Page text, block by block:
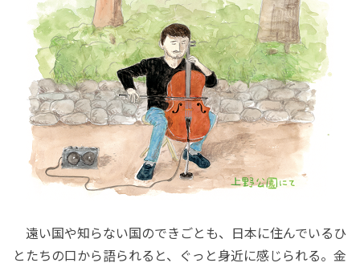
遠い国や知らない国のできごとも、日本に住んでいるひ
とたちの口から語られると、ぐっと身近に感じられる。金